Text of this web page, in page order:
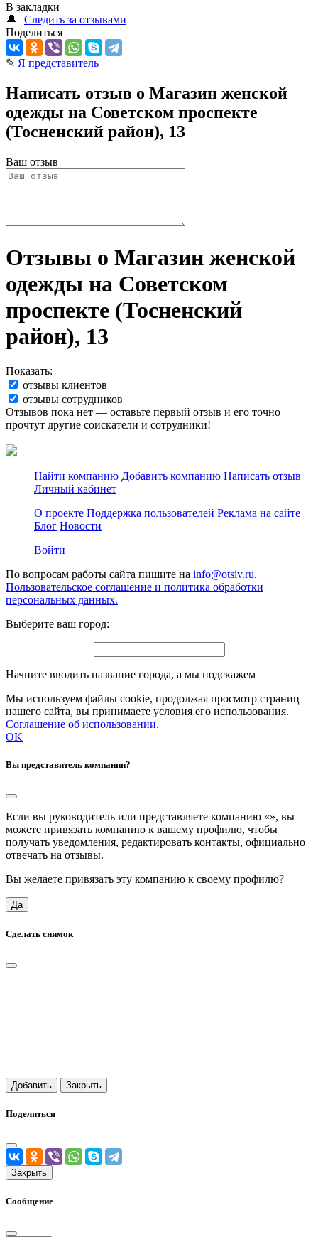
В закладки
🔔
Следить за отзывами
Поделиться
✎ Я представитель
Написать отзыв о Магазин женской
одежды на Советском проспекте
(Тосненский район), 13
Ваш отзыв
Отзывы о Магазин женской
одежды на Советском
проспекте (Тосненский
район), 13
Показать:
отзывы клиентов
отзывы сотрудников
Отзывов пока нет — оставьте первый отзыв и его точно
прочтут другие соискатели и сотрудники!
Найти компанию Добавить компанию Написать отзыв
Личный кабинет
О проекте Поддержка пользователей Реклама на сайте
Блог Новости
Войти
По вопросам работы сайта пишите на info@otsiv.ru.
Пользовательское соглашение и политика обработки
персональных данных.
Выберите ваш город:
Начните вводить название города, а мы подскажем
Мы используем файлы cookie, продолжая просмотр страниц
нашего сайта, вы принимаете условия его использования.
Соглашение об использовании.
OK
Вы представитель компании?
Если вы руководитель или представляете компанию «», вы
можете привязать компанию к вашему профилю, чтобы
получать уведомления, редактировать контакты, официально
отвечать на отзывы.
Вы желаете привязать эту компанию к своему профилю?
Да
Сделать снимок
Добавить Закрыть
Поделиться
Закрыть
Сообщение